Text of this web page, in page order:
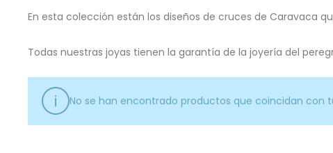
En esta colección están los diseños de cruces de Caravaca
Todas nuestras joyas tienen la garantía de la joyería del
No se han encontrado productos que coincidan con